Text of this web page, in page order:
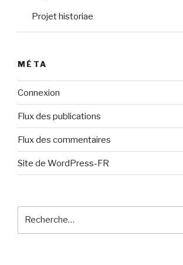
Projet historiae
MÉTA
Connexion
Flux des publications
Flux des commentaires
Site de WordPress-FR